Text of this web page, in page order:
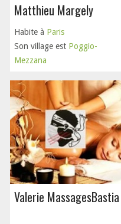
Matthieu Margely
Habite à Paris
Son village est Poggio-
Mezzana
Valerie MassagesBastia